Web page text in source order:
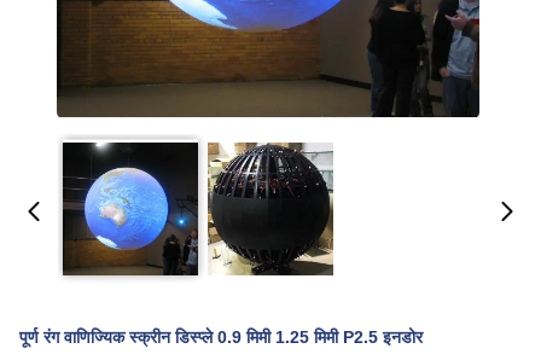
पूर्ण रंग वाणिज्यिक स्क्रीन डिस्प्ले 0.9 मिमी 1.25 मिमी P2.5 इनडोर